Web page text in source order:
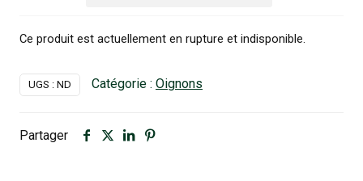
Ce produit est actuellement en rupture et indisponible.
UGS : ND Catégorie : Oignons
Partager